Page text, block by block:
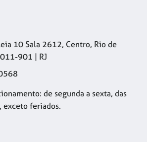
10 Sala 2612, Centro, Rio de
901 | RJ
de segunda a sexta, das
feriados.